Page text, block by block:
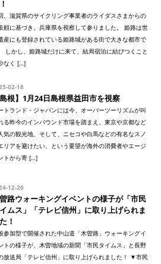
、滋賀県のサイクリング事業者のライダスさまからの
頼に基づき、兵庫県を視察して参りました。 姫路は世
産にも登録されている姫路城がある街で大きな都市で
しかし、姫路城だけに来て、結局宿泊に結びつくこと
なく […]
02-18
島根】1月24日島根県益田市を視察
トランド・ジャパンには今、オーバーツーリズムが叫
る昨今のインバウンド市場を踏まえ、東京や京都など
気の観光地、そして、ニセコや白馬などの有名なスノ
リアを避けたい、という要望が海外の消費者やエージ
トから寄 […]
12-26
路ウォーキングイベントの様子が「市民
ムス」「テレビ信州」に取り上げられま
！
参加型で開催された中山道「木曽路」ウォーキングイ
トの様子が、木曽地域の新聞「市民タイムス」と長野
放送局「テレビ信州」に取り上げられました！ ▼市民